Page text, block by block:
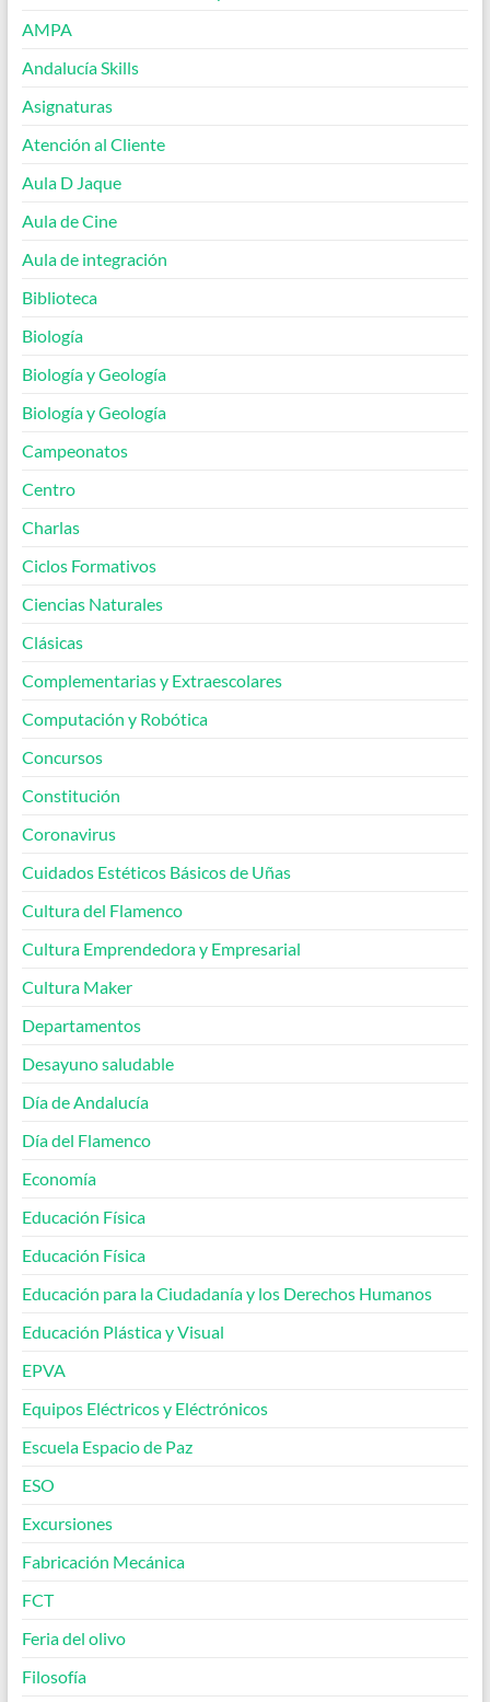
AMPA
Andalucía Skills
Asignaturas
Atención al Cliente
Aula D Jaque
Aula de Cine
Aula de integración
Biblioteca
Biología
Biología y Geología
Biología y Geología
Campeonatos
Centro
Charlas
Ciclos Formativos
Ciencias Naturales
Clásicas
Complementarias y Extraescolares
Computación y Robótica
Concursos
Constitución
Coronavirus
Cuidados Estéticos Básicos de Uñas
Cultura del Flamenco
Cultura Emprendedora y Empresarial
Cultura Maker
Departamentos
Desayuno saludable
Día de Andalucía
Día del Flamenco
Economía
Educación Física
Educación Física
Educación para la Ciudadanía y los Derechos Humanos
Educación Plástica y Visual
EPVA
Equipos Eléctricos y Eléctrónicos
Escuela Espacio de Paz
ESO
Excursiones
Fabricación Mecánica
FCT
Feria del olivo
Filosofía